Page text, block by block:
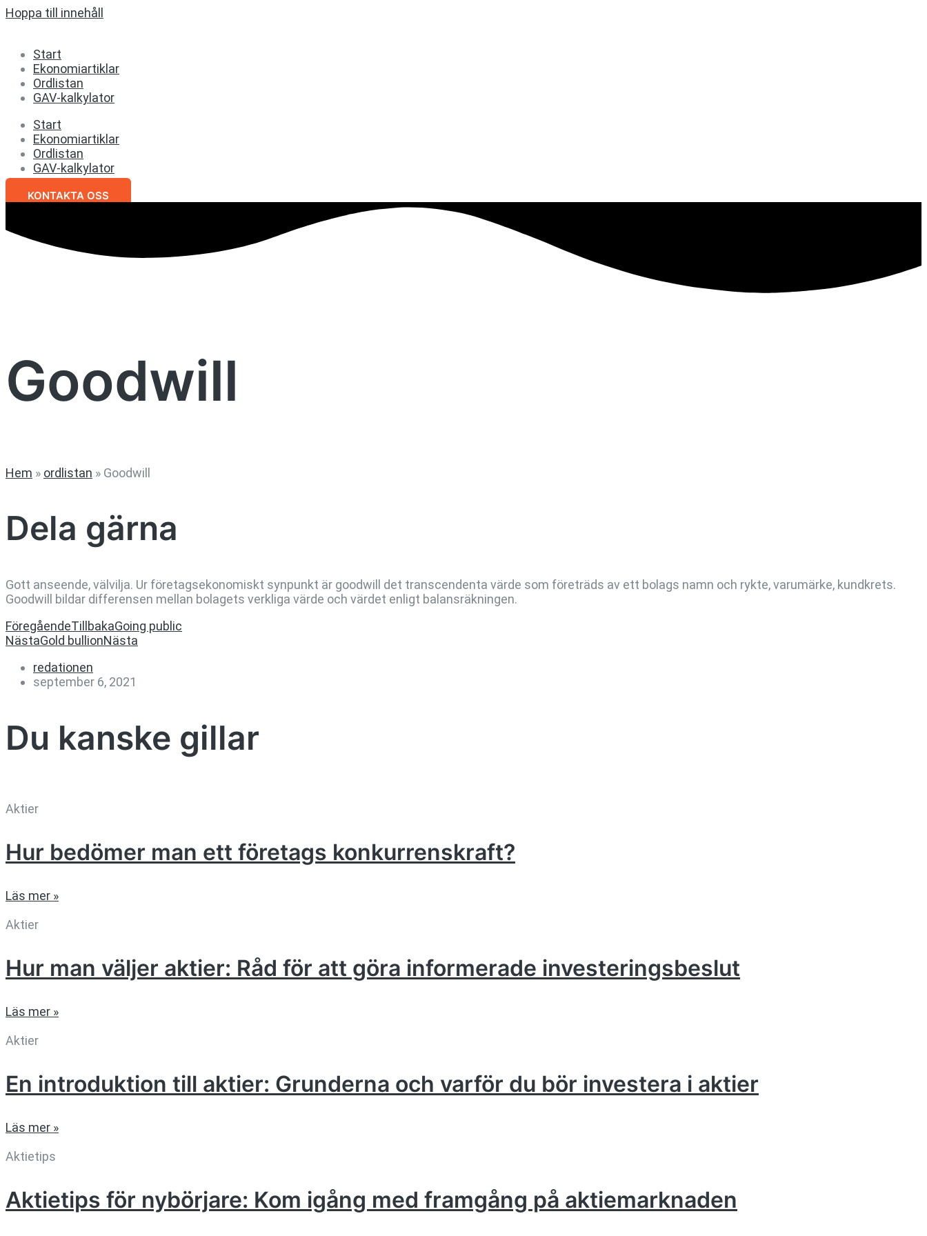
Hoppa till innehåll
Start
Ekonomiartiklar
Ordlistan
GAV-kalkylator
Start
Ekonomiartiklar
Ordlistan
GAV-kalkylator
KONTAKTA OSS
Goodwill
Hem » ordlistan » Goodwill
Dela gärna
Gott anseende, välvilja. Ur företagsekonomiskt synpunkt är goodwill det transcendenta värde som företräds av ett bolags namn och rykte, varumärke, kundkrets.
Goodwill bildar differensen mellan bolagets verkliga värde och värdet enligt balansräkningen.
FöregåendeTillbakaGoing public
NästaGold bullionNästa
redationen
september 6, 2021
Du kanske gillar
Aktier
Hur bedömer man ett företags konkurrenskraft?
Läs mer »
Aktier
Hur man väljer aktier: Råd för att göra informerade investeringsbeslut
Läs mer »
Aktier
En introduktion till aktier: Grunderna och varför du bör investera i aktier
Läs mer »
Aktietips
Aktietips för nybörjare: Kom igång med framgång på aktiemarknaden